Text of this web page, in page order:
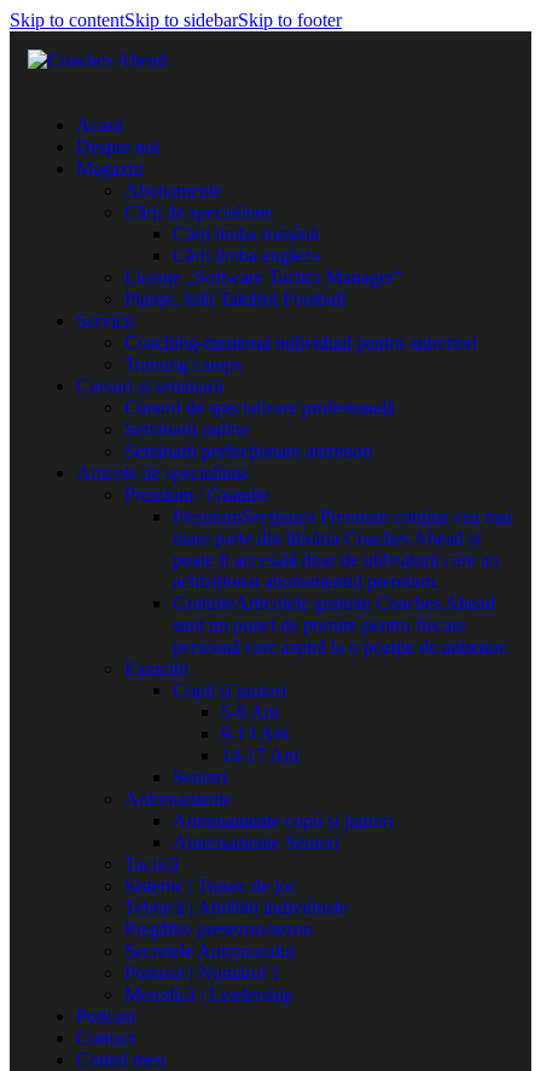
Skip to contentSkip to sidebarSkip to footer
Acasă
Despre noi
Magazin
Abonamente
Cărți de specialitate
Cărți limba română
Cărți limba engleza
Licențe „Software Tactics Manager”
Planșe, folii Taktifol Football
Servicii
Coaching-mentorat individual pentru antrenori
Training camps
Cursuri și seminarii
Cursuri de specializare profesională
Seminarii online
Seminarii perfecționare antrenori
Articole de specialitate
Premium / Gratuite
PremiumSecțiunea Premium conține cea mai
mare parte din librăria Coaches Ahead și
poate fi accesată doar de utilizatorii care au
achiziționat abonamentul premium.
GratuiteArticolele gratuite Coaches Ahead
sunt un punct de pornire pentru fiecare
persoană care aspiră la o poziție de antrenor.
Exerciții
Copii și juniori
5-8 Ani
9-13 Ani
14-17 Ani
Seniori
Antrenamente
Antrenamente copii și juniori
Antrenamente Seniori
Tactică
Sisteme | Trasee de joc
Tehnică | Abilități individuale
Pregătire presezon/sezon
Secretele Antrenorului
Portarul | Numărul 1
Metodică | Leadership
Podcast
Contact
Contul meu